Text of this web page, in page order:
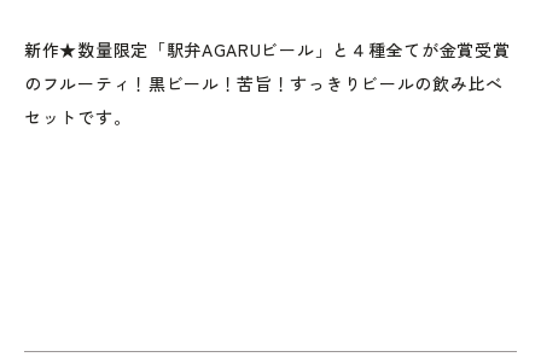
新作★数量限定「駅弁AGARUビール」と４種全てが金賞受賞
のフルーティ！黒ビール！苦旨！すっきりビールの飲み比べ
セットです。